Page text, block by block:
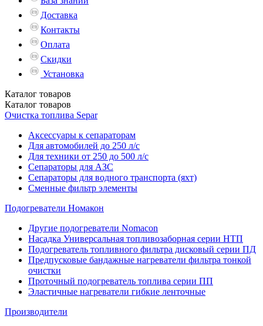
Доставка
Контакты
Оплата
Скидки
Установка
Каталог товаров
Каталог товаров
Очистка топлива Separ
Аксессуары к сепараторам
Для автомобилей до 250 л/с
Для техники от 250 до 500 л/с
Сепараторы для АЗС
Сепараторы для водного транспорта (яхт)
Сменные фильтр элементы
Подогреватели Номакон
Другие подогреватели Nomacon
Насадка Универсальная топливозаборная серии НТП
Подогреватель топливного фильтра дисковый серии ПД
Предпусковые бандажные нагреватели фильтра тонкой
очистки
Проточный подогреватель топлива серии ПП
Эластичные нагреватели гибкие ленточные
Производители